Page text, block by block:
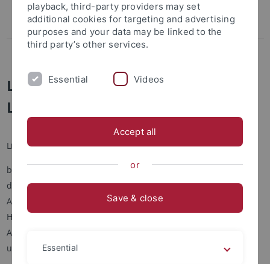
Lehr:Transfer für Schulen
Lehr:Transfer für Lehramtsstudierende
Lehr:Transfer für
Lehramtsstudierende
Liebe Lehramtsstudierende,
bitte füllen Sie das folgende Formular aus, wenn Sie Interesse
daran haben, an Schulen der Region in der Betreuung von
Arbeitsgemeinschaften, Mittagsbetreuung, Förderangeboten,
Hausaufgabenhilfe o.ä. zu arbeiten. In der Regel wird eine
Aufwandsentschädigung vergleichbar mit der einer
ungeprüften Studentischen Hilfskraft gezahlt.
playback, third-party providers may set
additional cookies for targeting and advertising
purposes and your data may be linked to the
third party’s other services.
Essential Videos
Accept all
or
Save & close
Essential